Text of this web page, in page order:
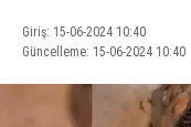
Giriş: 15-06-2024 10:40
Güncelleme: 15-06-2024 10:40